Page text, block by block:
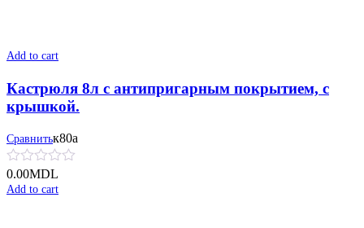
Add to cart
Кастрюля 8л с антипригарным покрытием, с
крышкой.
Сравнитьк80а
0.00MDL
Add to cart